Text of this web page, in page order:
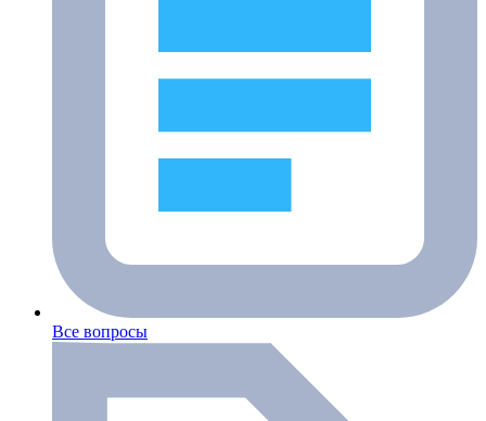
Все вопросы